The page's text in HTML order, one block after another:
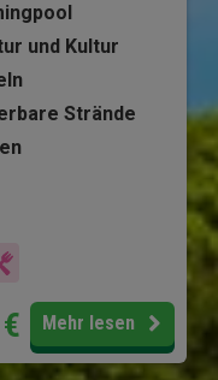
und Kultur
Strände
€ Mehr lesen